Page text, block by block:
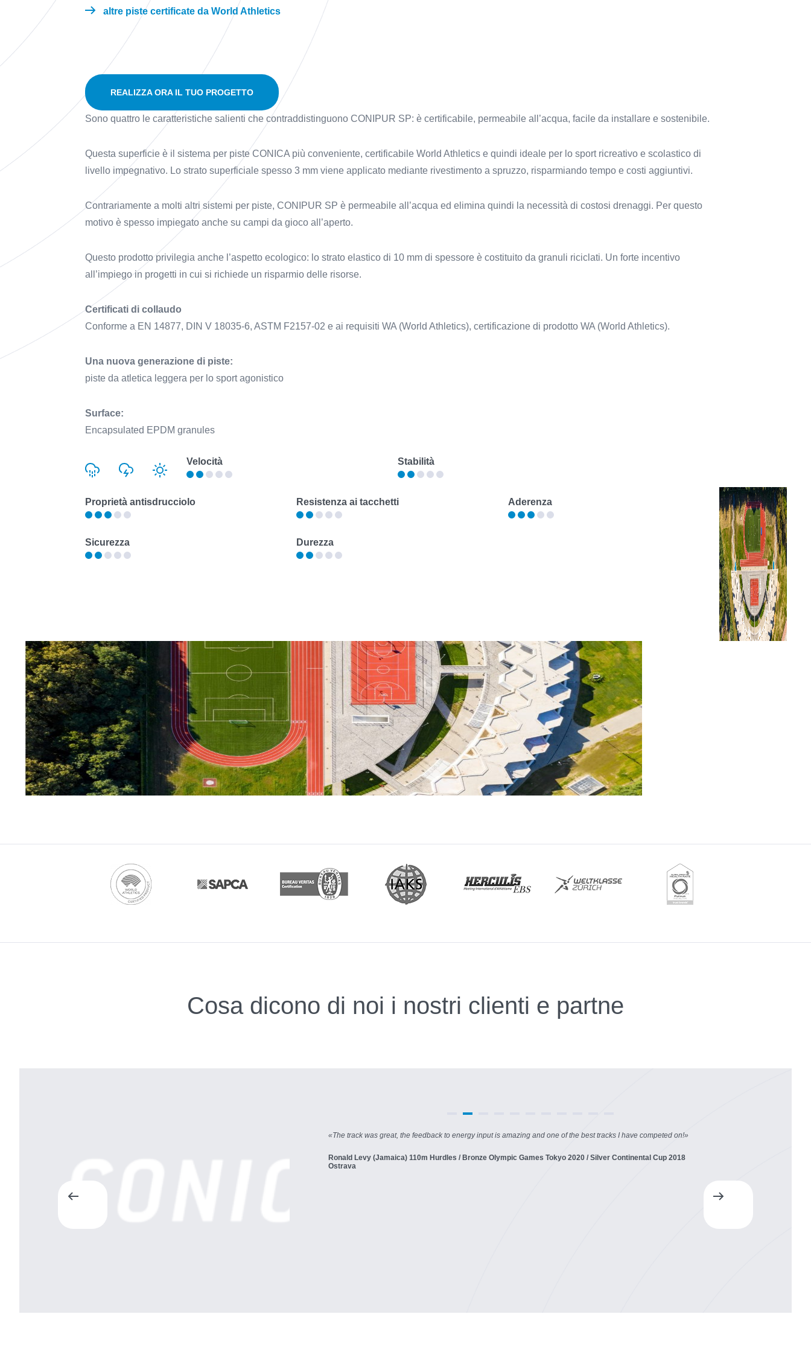
altre piste certificate da World Athletics
REALIZZA ORA IL TUO PROGETTO
Sono quattro le caratteristiche salienti che contraddistinguono CONIPUR SP: è certificabile, permeabile all’acqua, facile da installare e sostenibile.
Questa superficie è il sistema per piste CONICA più conveniente, certificabile World Athletics e quindi ideale per lo sport ricreativo e scolastico di
livello impegnativo. Lo strato superficiale spesso 3 mm viene applicato mediante rivestimento a spruzzo, risparmiando tempo e costi aggiuntivi.
Contrariamente a molti altri sistemi per piste, CONIPUR SP è permeabile all’acqua ed elimina quindi la necessità di costosi drenaggi. Per questo
motivo è spesso impiegato anche su campi da gioco all’aperto.
Questo prodotto privilegia anche l’aspetto ecologico: lo strato elastico di 10 mm di spessore è costituito da granuli riciclati. Un forte incentivo
all’impiego in progetti in cui si richiede un risparmio delle risorse.
Certificati di collaudo
Conforme a EN 14877, DIN V 18035-6, ASTM F2157-02 e ai requisiti WA (World Athletics), certificazione di prodotto WA (World Athletics).
Una nuova generazione di piste:
piste da atletica leggera per lo sport agonistico
Surface:
Encapsulated EPDM granules
Velocità Stabilità
Proprietà antisdrucciolo Resistenza ai tacchetti Aderenza
Sicurezza Durezza
Cosa dicono di noi i nostri clienti e partne
«The track was great, the feedback to energy input is amazing and one of the best tracks I have competed on!»
Ronald Levy (Jamaica) 110m Hurdles / Bronze Olympic Games Tokyo 2020 / Silver Continental Cup 2018
Ostrava